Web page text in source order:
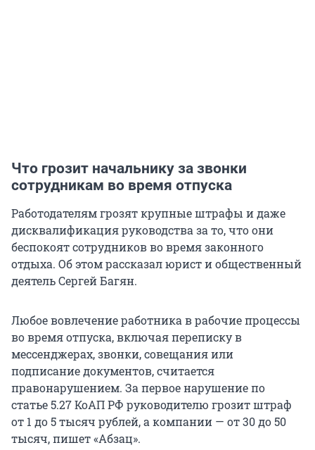
Что грозит начальнику за звонки
сотрудникам во время отпуска
Работодателям грозят крупные штрафы и даже
дисквалификация руководства за то, что они
беспокоят сотрудников во время законного
отдыха. Об этом рассказал юрист и общественный
деятель Сергей Багян.
Любое вовлечение работника в рабочие процессы
во время отпуска, включая переписку в
мессенджерах, звонки, совещания или
подписание документов, считается
правонарушением. За первое нарушение по
статье 5.27 КоАП РФ руководителю грозит штраф
от 1 до 5 тысяч рублей, а компании — от 30 до 50
тысяч, пишет «Абзац».